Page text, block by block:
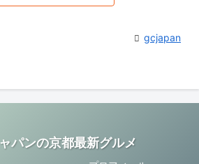
gcjapan
パンの京都最新グルメ